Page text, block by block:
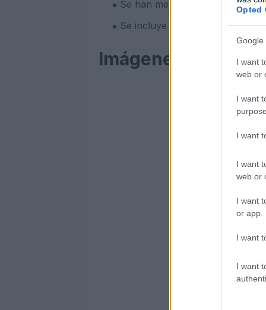
Opted
Google
I want
web or
I want
I want
I want
web or
I want
or app.
I want
I want
Se han mejorado los gráficos y
Se incluye la división de ataque
Imágenes y